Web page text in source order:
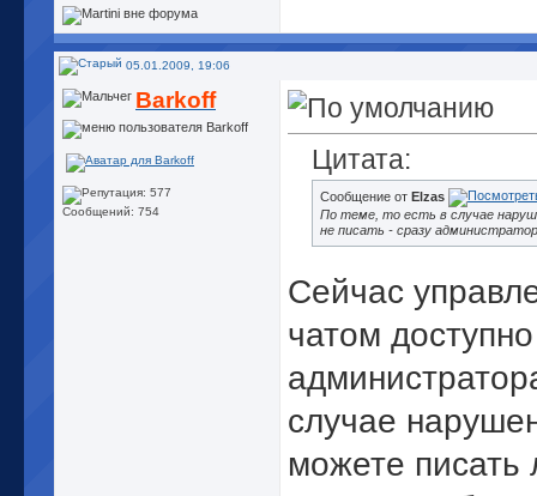
05.01.2009, 19:06
Barkoff
Сообщений: 754
Цитата:
Сообщение от Elzas
По теме, то есть в случае
не писать - сразу
Сейчас
чатом
случае
можете писать